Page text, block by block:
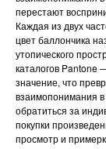
перестают
Каждая из двух
цвет баллончика
утопического
каталогов Pantone
значение, что
взаимопонимания в
обратиться за
покупки
просмотр и